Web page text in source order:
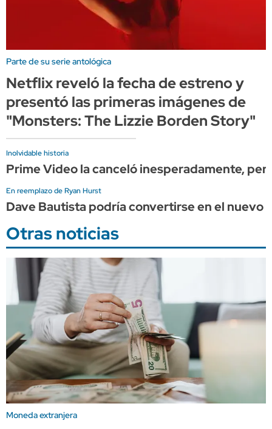
Parte de su serie antológica
Netflix reveló la fecha de estreno y
presentó las primeras imágenes de
"Monsters: The Lizzie Borden Story"
Inolvidable historia
Prime Video la canceló inesperadamente,
En reemplazo de Ryan Hurst
Dave Bautista podría convertirse en el nuevo
Otras noticias
Moneda extranjera